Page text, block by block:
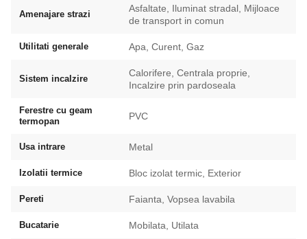
Amenajare strazi
Asfaltate, Iluminat stradal, Mijloace
de transport in comun
Utilitati generale Apa, Curent, Gaz
Sistem incalzire
Calorifere, Centrala proprie,
Incalzire prin pardoseala
Ferestre cu geam
termopan
PVC
Usa intrare Metal
Izolatii termice Bloc izolat termic, Exterior
Pereti Faianta, Vopsea lavabila
Bucatarie Mobilata, Utilata